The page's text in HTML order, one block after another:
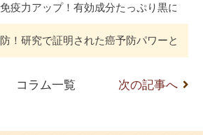
疫力アップ！有効成分たっぷり黒にんに
！研究で証明された癌予防パワーとは
コラム一覧 次の記事へ